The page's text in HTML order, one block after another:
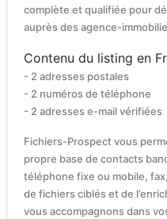
complète et qualifiée pour
auprès des agence-
Contenu du listing en
- 2 adresses postales
- 2 numéros de téléphone
- 2 adresses e-mail vérifiées
Fichiers-Prospect vous
propre base de contacts
téléphone fixe ou mobile,
de fichiers ciblés et de
vous accompagnons dans